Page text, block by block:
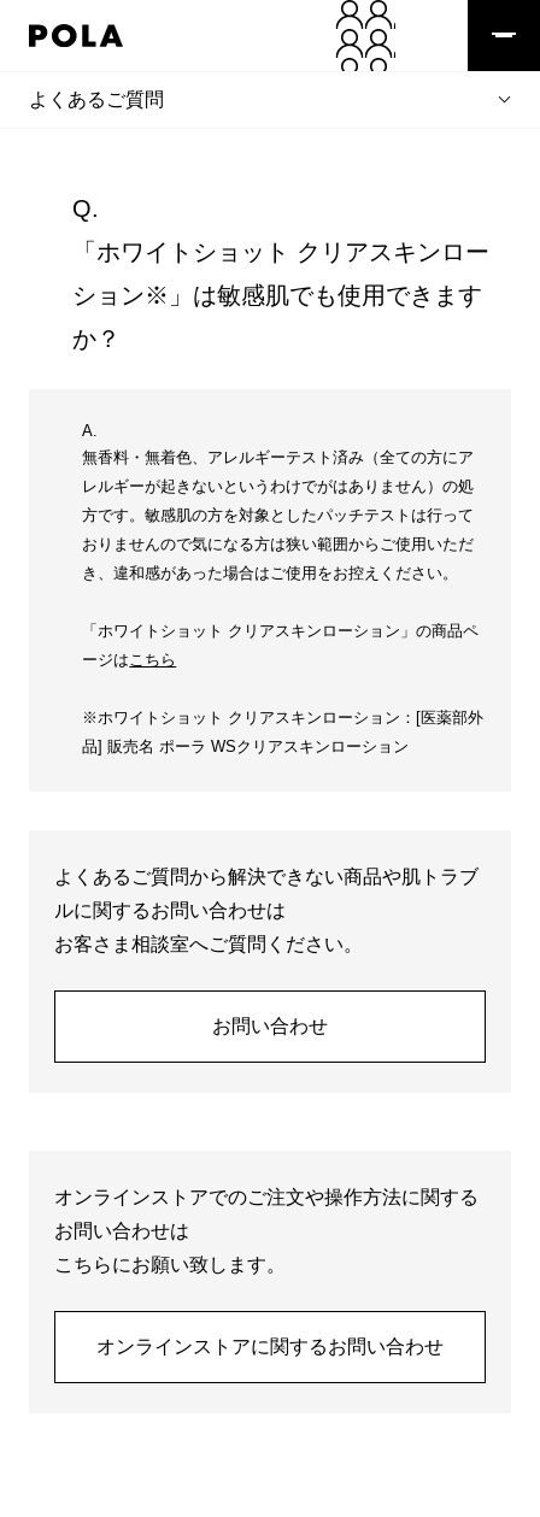
よくあるご質問
Q.
「ホワイトショット クリアスキンロー
ション※」は敏感肌でも使用できます
か？
A.
無香料・無着色、アレルギーテスト済み（全ての方にア
レルギーが起きないというわけでがはありません）の処
方です。敏感肌の方を対象としたパッチテストは行って
おりませんので気になる方は狭い範囲からご使用いただ
き、違和感があった場合はご使用をお控えください。
「ホワイトショット クリアスキンローション」の商品ペ
ージはこちら
※ホワイトショット クリアスキンローション：[医薬部外
品] 販売名 ポーラ WSクリアスキンローション
よくあるご質問から解決できない商品や肌トラブ
ルに関するお問い合わせは
お客さま相談室へご質問ください。
お問い合わせ
オンラインストアでのご注文や操作方法に関する
お問い合わせは
こちらにお願い致します。
オンラインストアに関するお問い合わせ